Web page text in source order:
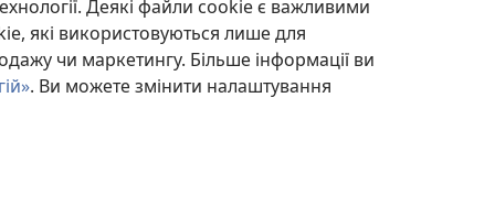
Деякі файли cookie є важливими
які використовуються лише для
чи маркетингу. Більше інформації ви
. Ви можете змінити налаштування